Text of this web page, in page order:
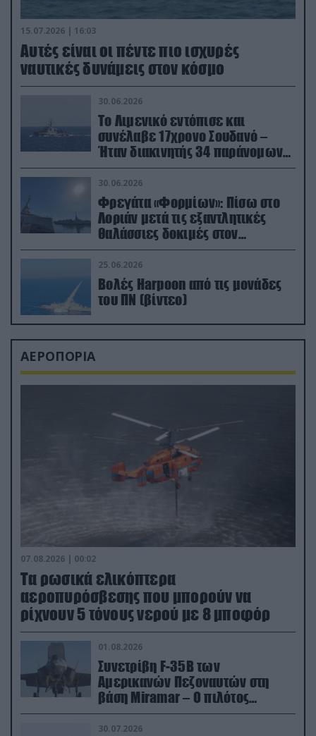
15.07.2026 | 16:03
Aυτές είναι οι πέντε πιο ισχυρές
ναυτικές δυνάμεις στον κόσμο
30.06.2026
Το Λιμενικό εντόπισε και
συνέλαβε 17χρονο Σουδανό –
Ήταν διακινητής 34 παράνομων
μεταναστών
30.06.2026
Φρεγάτα «Φορμίων»: Πίσω στο
Λοριάν μετά τις εξαντλητικές
θαλάσσιες δοκιμές στον
απαιτητικό Βισκαϊκό
25.06.2026
Βολές Harpoon από τις μονάδες
του ΠΝ (βίντεο)
ΑΕΡΟΠΟΡΙΑ
07.08.2026 | 00:02
Τα ρωσικά ελικόπτερα
αεροπυρόσβεσης που μπορούν να
ρίχνουν 5 τόνους νερού με 8 μποφόρ
01.08.2026
Συνετρίβη F-35B των
Αμερικανών Πεζοναυτών στη
βάση Miramar – Ο πιλότος
εκτινάχθηκε εγκαίρως
30.07.2026